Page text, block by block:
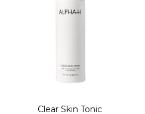
Clear Skin Tonic